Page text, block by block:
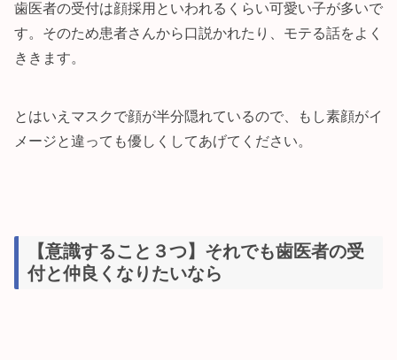
歯医者の受付は顔採用といわれるくらい可愛い子が多いで
す。そのため患者さんから口説かれたり、モテる話をよく
ききます。
とはいえマスクで顔が半分隠れているので、もし素顔がイ
メージと違っても優しくしてあげてください。
【意識すること３つ】それでも歯医者の受
付と仲良くなりたいなら